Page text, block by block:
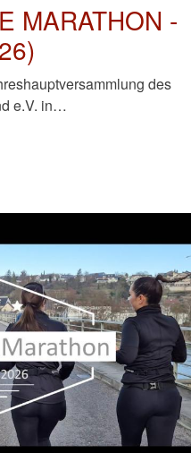
MARATHON -
des
e.V. in…